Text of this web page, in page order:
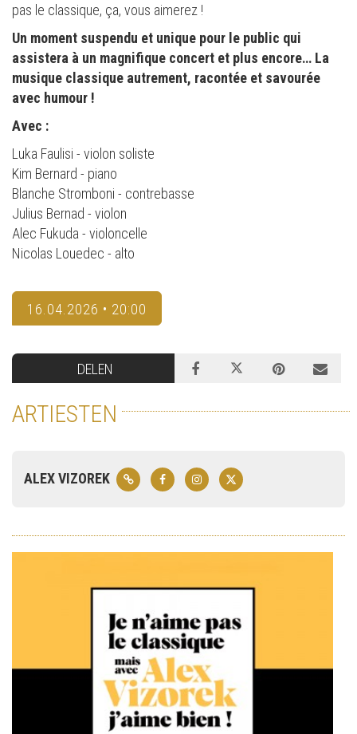
pas le classique, ça, vous aimerez !
Un moment suspendu et unique pour le public qui
assistera à un magnifique concert et plus encore… La
musique classique autrement, racontée et savourée
avec humour !
Avec :
Luka Faulisi - violon soliste
Kim Bernard - piano
Blanche Stromboni - contrebasse
Julius Bernad - violon
Alec Fukuda - violoncelle
Nicolas Louedec - alto
16.04.2026 • 20:00
DELEN
ARTIESTEN
ALEX VIZOREK